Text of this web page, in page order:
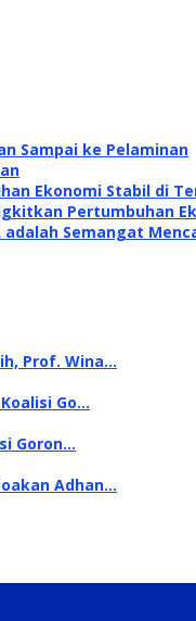
Sampai ke Pelaminan
Ekonomi Stabil di
Pertumbuhan
adalah Semangat
Prof. Wina…
Go…
Goron…
Adhan…